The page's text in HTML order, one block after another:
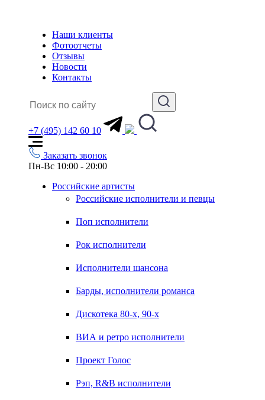
Наши клиенты
Фотоотчеты
Отзывы
Новости
Контакты
+7 (495) 142 60 10
Заказать звонок
Пн-Вс 10:00 - 20:00
Российские артисты
Российские исполнители и певцы
Поп исполнители
Рок исполнители
Исполнители шансона
Барды, исполнители романса
Дискотека 80-х, 90-х
ВИА и ретро исполнители
Проект Голос
Рэп, R&B исполнители